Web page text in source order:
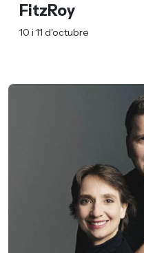
FitzRoy
10 i 11 d'octubre